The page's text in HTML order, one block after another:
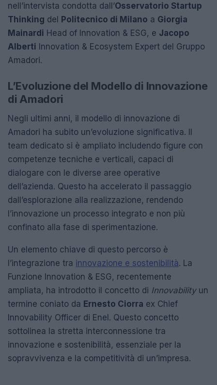
nell’intervista condotta dall’Osservatorio Startup
Thinking del Politecnico di Milano a Giorgia
Mainardi Head of Innovation & ESG, e Jacopo
Alberti Innovation & Ecosystem Expert del Gruppo
Amadori.
L’Evoluzione del Modello di Innovazione
di Amadori
Negli ultimi anni, il modello di innovazione di
Amadori ha subito un’evoluzione significativa. Il
team dedicato si è ampliato includendo figure con
competenze tecniche e verticali, capaci di
dialogare con le diverse aree operative
dell’azienda. Questo ha accelerato il passaggio
dall’esplorazione alla realizzazione, rendendo
l’innovazione un processo integrato e non più
confinato alla fase di sperimentazione.
Un elemento chiave di questo percorso è
l’integrazione tra innovazione e sostenibilità. La
Funzione Innovation & ESG, recentemente
ampliata, ha introdotto il concetto di Innovabilityun
termine coniato da Ernesto Ciorra ex Chief
Innovability Officer di Enel. Questo concetto
sottolinea la stretta interconnessione tra
innovazione e sostenibilità, essenziale per la
sopravvivenza e la competitività di un’impresa.